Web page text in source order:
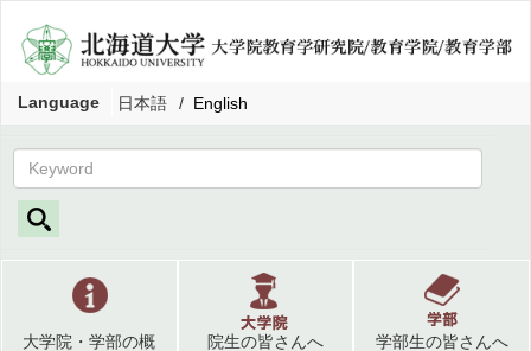
Language 日本語 English
大学院・学部の概
院生の皆さんへ 学部生の皆さんへ